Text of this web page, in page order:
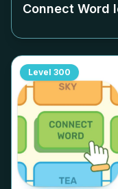
Connect Word
Level 300